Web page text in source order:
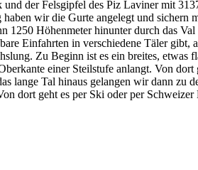
der Felsgipfel des Piz Laviner mit
wir die Gurte angelegt und sichern
1250 Höhenmeter hinunter durch das
Einfahrten in verschiedene Täler
Zu Beginn ist es ein breites, etwas
einer Steilstufe anlangt. Von dort
lange Tal hinaus gelangen wir dann zu
dort geht es per Ski oder per